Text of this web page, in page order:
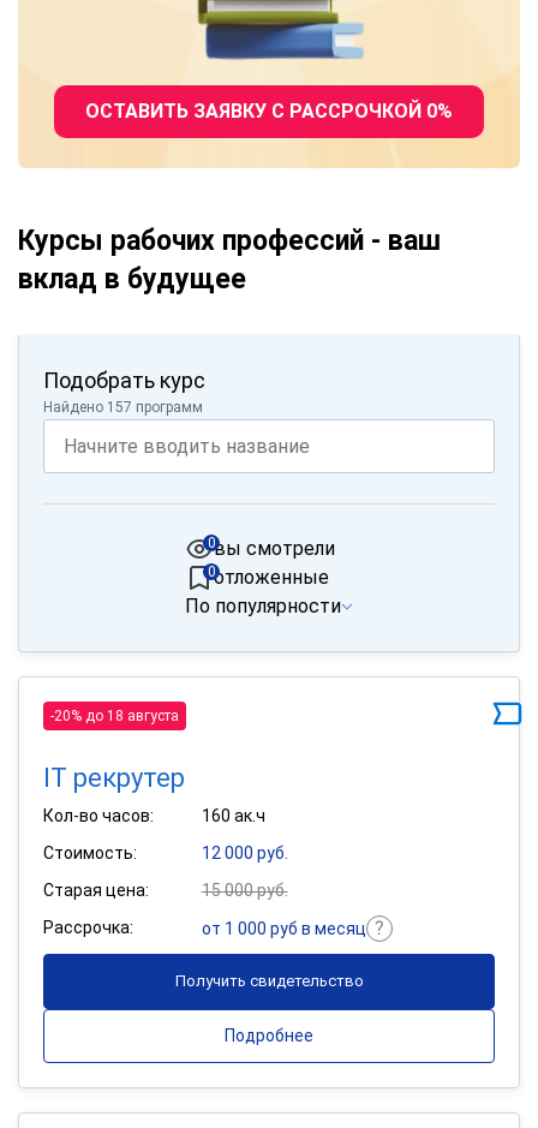
ОСТАВИТЬ ЗАЯВКУ С РАССРОЧКОЙ 0%
Курсы рабочих профессий - ваш
вклад в будущее
Подобрать курс
Найдено 157 программ
вы смотрели
0
отложенные
0
По популярности
-20% до 18 августа
IT рекрутер
Кол-во часов:
160 ак.ч
Стоимость:
12 000 руб.
Старая цена:
15 000 руб.
Рассрочка:
от 1 000 руб в месяц
Получить свидетельство
Подробнее